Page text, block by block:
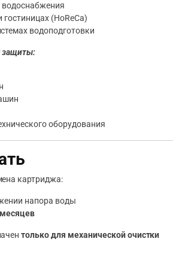
водоснабжения
гостиницах (HoReCa)
водоподготовки
защиты:
оборудования
картриджа:
напора воды
месяцев
только для механической очистки